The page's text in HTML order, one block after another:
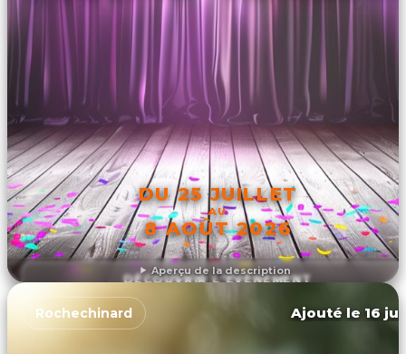
Aperçu de la description
DU 25 JUILLET
AU
8 AOÛT 2026
DÉCOUVRIR L'ÉVÉNEMENT
Rochechinard Ajouté le 16